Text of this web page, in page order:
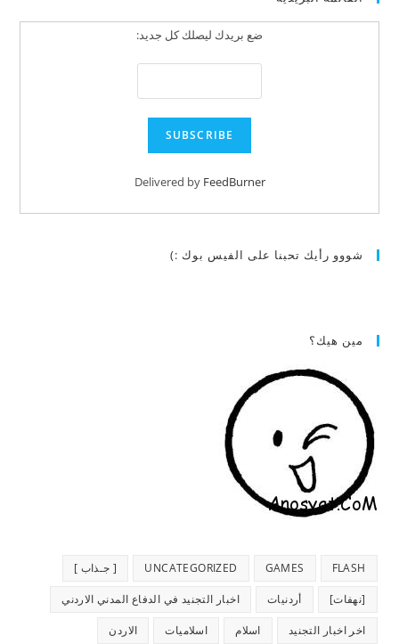
ضع بريدك ليصلك كل جديد:
Delivered by FeedBurner
شووو رأيك تحبنا على الفيس بوك :)
مين هيك؟
FLASH
GAMES
UNCATEGORIZED [ جـذاب ]
[نهفات] أردنيات اخبار التجنيد في الدفاع المدني الاردني
اخر اخبار التجنيد اسلام اسلاميات الاردن